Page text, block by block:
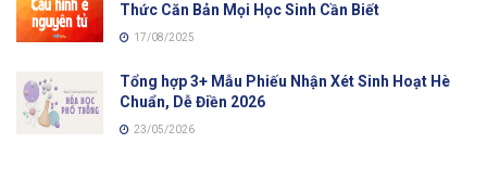
Thức Căn Bản Mọi Học Sinh Cần Biết
17/08/2025
Tổng hợp 3+ Mẫu Phiếu Nhận Xét Sinh Hoạt Hè
Chuẩn, Dễ Điền 2026
23/05/2026